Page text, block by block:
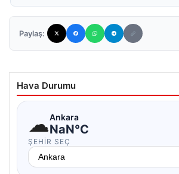
Paylaş:
Hava Durumu
☁Ankara
NaN°C
ŞEHIR SEÇ